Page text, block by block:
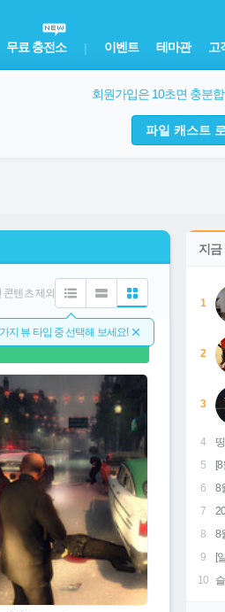
무료 충전소 | 이벤트 테마관 고
회원가입은 10초면 충분
파일 캐스트
콘텐츠 제외
지 뷰 타입 중 선택해 보세요!
지금
1
2
3
4
5
6
7
8
9
10